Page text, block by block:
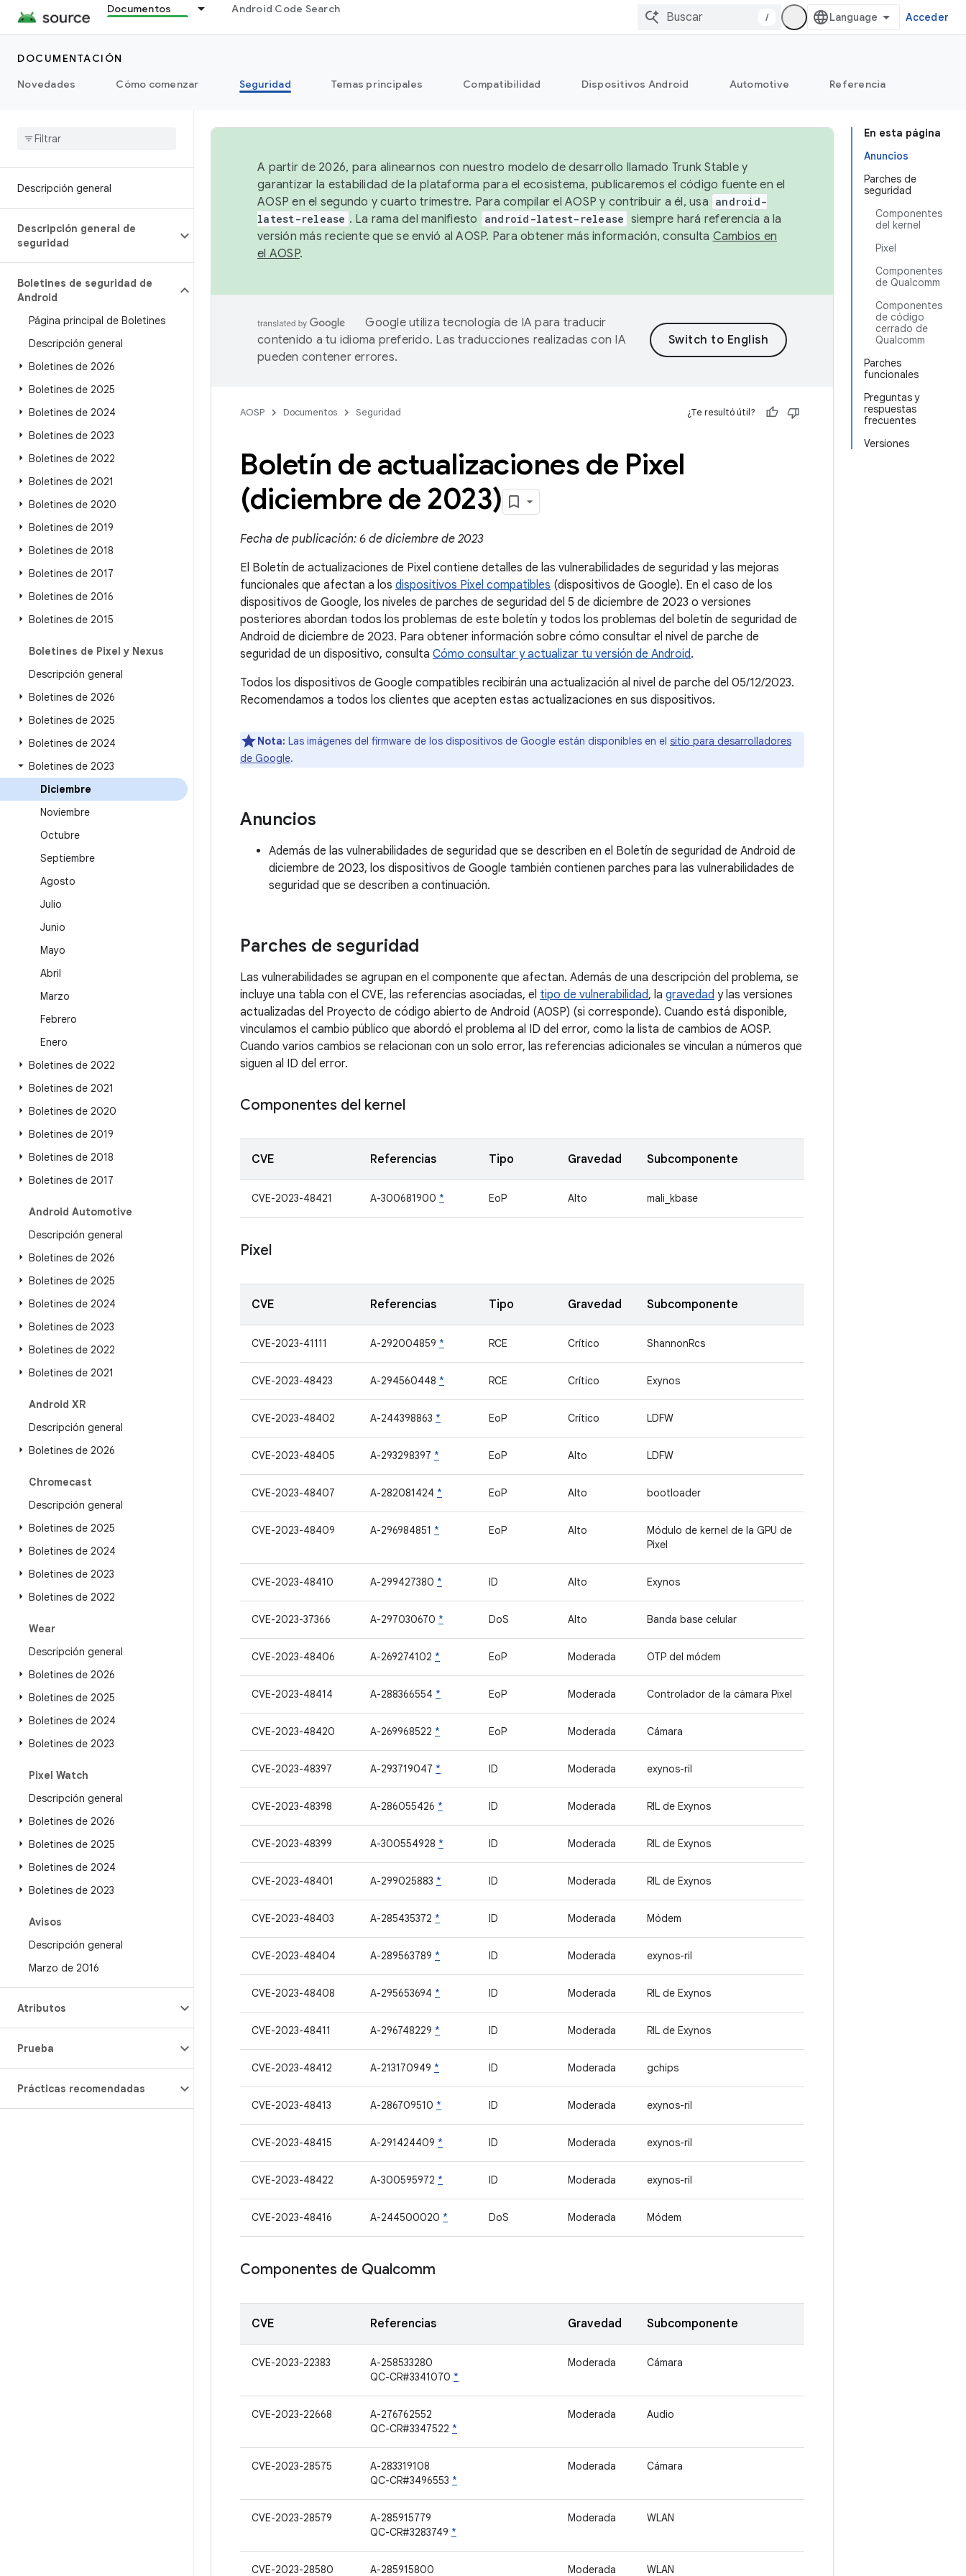
Documentos Android Code Search
/ Acceder
DOCUMENTACIÓN
Novedades
Cómo comenzar Seguridad Temas principales Compatibilidad Dispositivos Android Automotive Referencia
Descripción general
Descripción general de
seguridad
Boletines de seguridad de
Android
Página principal de Boletines
Descripción general
Boletines de 2026
Boletines de 2025
Boletines de 2024
Boletines de 2023
Boletines de 2022
Boletines de 2021
Boletines de 2020
Boletines de 2019
Boletines de 2018
Boletines de 2017
Boletines de 2016
Boletines de 2015
Boletines de Pixel y Nexus
Descripción general
Boletines de 2026
Boletines de 2025
Boletines de 2024
Boletines de 2023
Diciembre
Noviembre
Octubre
Septiembre
Agosto
Julio
Junio
Mayo
Abril
Marzo
Febrero
Enero
Boletines de 2022
Boletines de 2021
Boletines de 2020
Boletines de 2019
Boletines de 2018
Boletines de 2017
Android Automotive
Descripción general
Boletines de 2026
Boletines de 2025
Boletines de 2024
Boletines de 2023
Boletines de 2022
Boletines de 2021
Android XR
Descripción general
Boletines de 2026
Chromecast
Descripción general
Boletines de 2025
Boletines de 2024
Boletines de 2023
Boletines de 2022
Wear
Descripción general
Boletines de 2026
Boletines de 2025
Boletines de 2024
Boletines de 2023
Pixel Watch
Descripción general
Boletines de 2026
Boletines de 2025
Boletines de 2024
Boletines de 2023
Avisos
Descripción general
Marzo de 2016
Atributos
Prueba
Prácticas recomendadas
En esta página
Anuncios
Parches de
seguridad
Componentes
del kernel
Pixel
Componentes
de Qualcomm
Componentes
de código
cerrado de
Qualcomm
Parches
funcionales
Preguntas y
respuestas
frecuentes
Versiones
A partir de 2026, para alinearnos con nuestro modelo de desarrollo llamado Trunk Stable y
garantizar la estabilidad de la plataforma para el ecosistema, publicaremos el código fuente en el
AOSP en el segundo y cuarto trimestre. Para compilar el AOSP y contribuir a él, usa android-
latest-release . La rama del manifiesto android-latest-release siempre hará referencia a la
versión más reciente que se envió al AOSP. Para obtener más información, consulta Cambios en
el AOSP.
Google utiliza tecnología de IA para traducir
contenido a tu idioma preferido. Las traducciones realizadas con IA
pueden contener errores.
AOSP Documentos Seguridad ¿Te resultó útil?
Boletín de actualizaciones de Pixel
(diciembre de 2023)
Fecha de publicación: 6 de diciembre de 2023
El Boletín de actualizaciones de Pixel contiene detalles de las vulnerabilidades de seguridad y las mejoras
funcionales que afectan a los dispositivos Pixel compatibles (dispositivos de Google). En el caso de los
dispositivos de Google, los niveles de parches de seguridad del 5 de diciembre de 2023 o versiones
posteriores abordan todos los problemas de este boletín y todos los problemas del boletín de seguridad de
Android de diciembre de 2023. Para obtener información sobre cómo consultar el nivel de parche de
seguridad de un dispositivo, consulta Cómo consultar y actualizar tu versión de Android.
Todos los dispositivos de Google compatibles recibirán una actualización al nivel de parche del 05/12/2023.
Recomendamos a todos los clientes que acepten estas actualizaciones en sus dispositivos.
Nota: Las imágenes del firmware de los dispositivos de Google están disponibles en el sitio para desarrolladores
de Google.
Anuncios
Además de las vulnerabilidades de seguridad que se describen en el Boletín de seguridad de Android de
diciembre de 2023, los dispositivos de Google también contienen parches para las vulnerabilidades de
seguridad que se describen a continuación.
Parches de seguridad
Las vulnerabilidades se agrupan en el componente que afectan. Además de una descripción del problema, se
incluye una tabla con el CVE, las referencias asociadas, el tipo de vulnerabilidad, la gravedad y las versiones
actualizadas del Proyecto de código abierto de Android (AOSP) (si corresponde). Cuando está disponible,
vinculamos el cambio público que abordó el problema al ID del error, como la lista de cambios de AOSP.
Cuando varios cambios se relacionan con un solo error, las referencias adicionales se vinculan a números que
siguen al ID del error.
Componentes del kernel
CVE Referencias Tipo Gravedad Subcomponente
CVE-2023-48421 A-300681900 * EoP Alto mali_kbase
Pixel
CVE Referencias Tipo Gravedad Subcomponente
CVE-2023-41111 A-292004859 * RCE Crítico ShannonRcs
CVE-2023-48423 A-294560448 * RCE Crítico Exynos
CVE-2023-48402 A-244398863 * EoP Crítico LDFW
CVE-2023-48405 A-293298397 * EoP Alto LDFW
CVE-2023-48407 A-282081424 * EoP Alto bootloader
CVE-2023-48409 A-296984851 * EoP Alto
Módulo de kernel de la GPU de
Pixel
CVE-2023-48410 A-299427380 * ID Alto Exynos
CVE-2023-37366 A-297030670 * DoS Alto Banda base celular
CVE-2023-48406 A-269274102 * EoP Moderada OTP del módem
CVE-2023-48414 A-288366554 * EoP Moderada Controlador de la cámara Pixel
CVE-2023-48420 A-269968522 * EoP Moderada Cámara
CVE-2023-48397 A-293719047 * ID Moderada exynos-ril
CVE-2023-48398 A-286055426 * ID Moderada RIL de Exynos
CVE-2023-48399 A-300554928 * ID Moderada RIL de Exynos
CVE-2023-48401 A-299025883 * ID Moderada RIL de Exynos
CVE-2023-48403 A-285435372 * ID Moderada Módem
CVE-2023-48404 A-289563789 * ID Moderada exynos-ril
CVE-2023-48408 A-295653694 * ID Moderada RIL de Exynos
CVE-2023-48411 A-296748229 * ID Moderada RIL de Exynos
CVE-2023-48412 A-213170949 * ID Moderada gchips
CVE-2023-48413 A-286709510 * ID Moderada exynos-ril
CVE-2023-48415 A-291424409 * ID Moderada exynos-ril
CVE-2023-48422 A-300595972 * ID Moderada exynos-ril
CVE-2023-48416 A-244500020 * DoS Moderada Módem
Componentes de Qualcomm
CVE Referencias Gravedad Subcomponente
CVE-2023-22383
A-258533280
QC-CR#3341070 *
Moderada Cámara
CVE-2023-22668
A-276762552
QC-CR#3347522 *
Moderada Audio
CVE-2023-28575
A-283319108
QC-CR#3496553 *
Moderada Cámara
CVE-2023-28579
A-285915779
QC-CR#3283749 *
Moderada WLAN
CVE-2023-28580 A-285915800 Moderada WLAN